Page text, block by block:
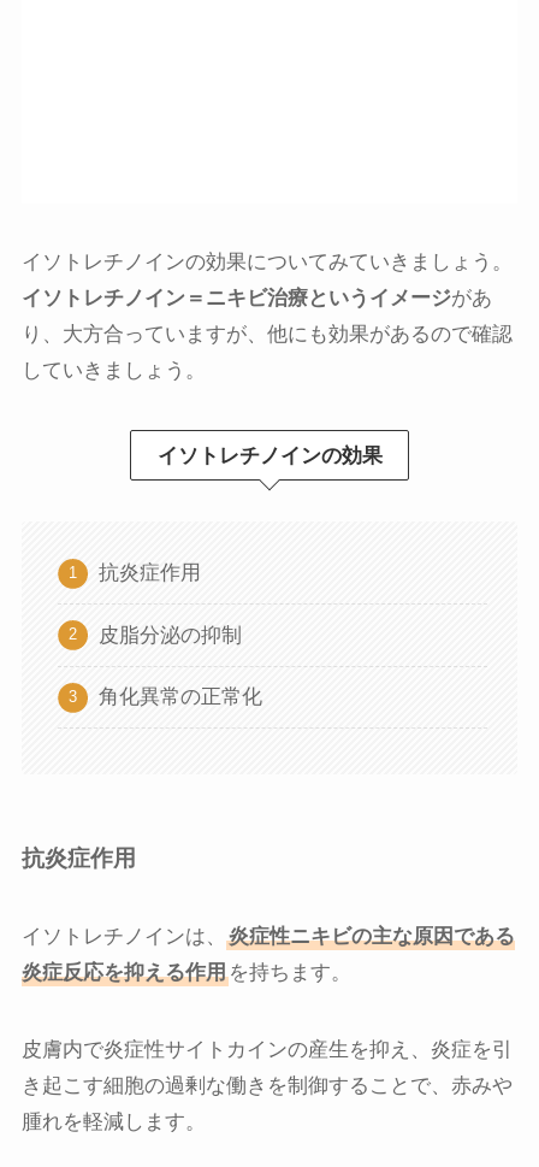
イソトレチノインの効果についてみていきましょう。
イソトレチノイン＝ニキビ治療というイメージがあ
り、大方合っていますが、他にも効果があるので確認
していきましょう。
イソトレチノインの効果
抗炎症作用
皮脂分泌の抑制
角化異常の正常化
抗炎症作用
イソトレチノインは、
炎症性ニキビの主な原因である
炎症反応を抑える作用を持ちます。
皮膚内で炎症性サイトカインの産生を抑え、炎症を引
き起こす細胞の過剰な働きを制御することで、赤みや
腫れを軽減します。